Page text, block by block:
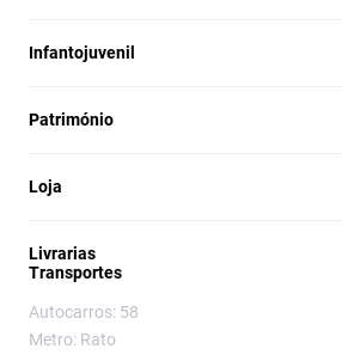
Infantojuvenil
Património
Loja
Livrarias
Transportes
Autocarros: 58
Metro: Rato